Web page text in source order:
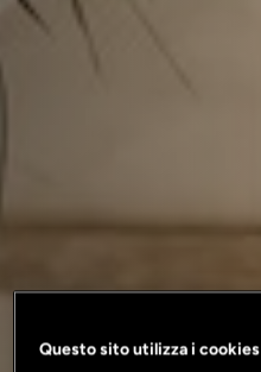
Questo sito utilizza i cookies